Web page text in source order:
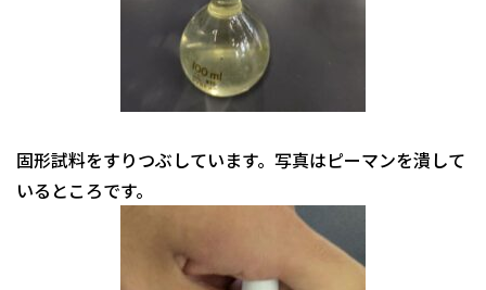
固形試料をすりつぶしています。写真はピーマンを潰して
いるところです。